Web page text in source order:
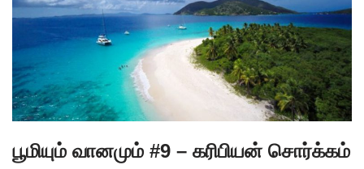
பூமியும் வானமும் #9 – கரிபியன் சொர்க்கம்